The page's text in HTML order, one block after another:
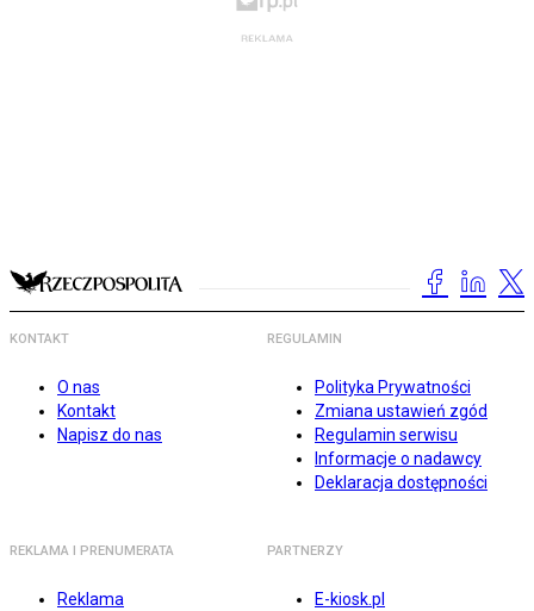
KONTAKT
O nas
Kontakt
Napisz do nas
REGULAMIN
Polityka Prywatności
Zmiana ustawień zgód
Regulamin serwisu
Informacje o nadawcy
Deklaracja dostępności
REKLAMA I PRENUMERATA
Reklama
PARTNERZY
E-kiosk.pl